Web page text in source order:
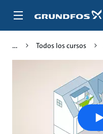
Todos los cursos